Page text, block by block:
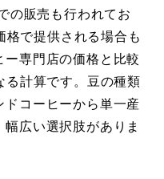
の販売も行われてお
格で提供される場合も
専門店の価格と比較
る計算です。豆の種類
ドコーヒーから単一産
広い選択肢がありま